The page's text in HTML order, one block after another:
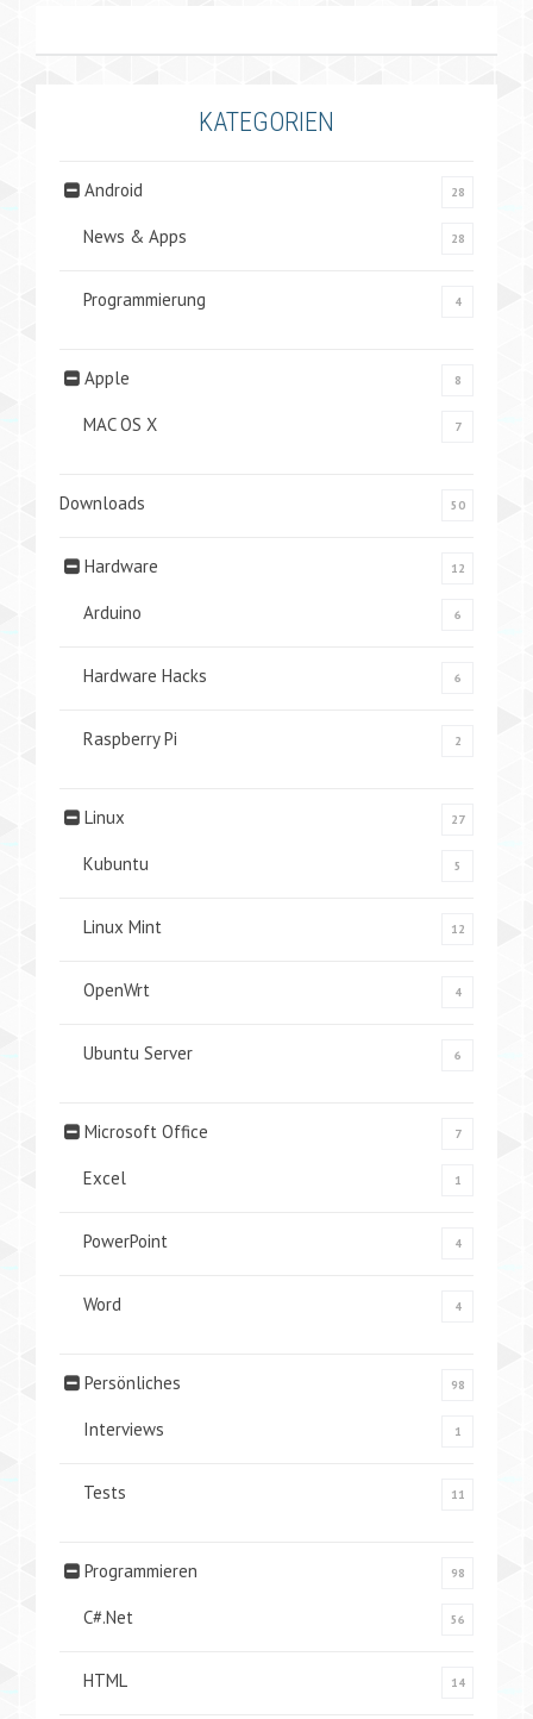
KATEGORIEN
Android 28
News & Apps 28
Programmierung 4
Apple 8
MAC OS X 7
Downloads 50
Hardware 12
Arduino 6
Hardware Hacks 6
Raspberry Pi 2
Linux 27
Kubuntu 5
Linux Mint 12
OpenWrt 4
Ubuntu Server 6
Microsoft Office 7
Excel 1
PowerPoint 4
Word 4
Persönliches 98
Interviews 1
Tests 11
Programmieren 98
C#.Net 56
HTML 14